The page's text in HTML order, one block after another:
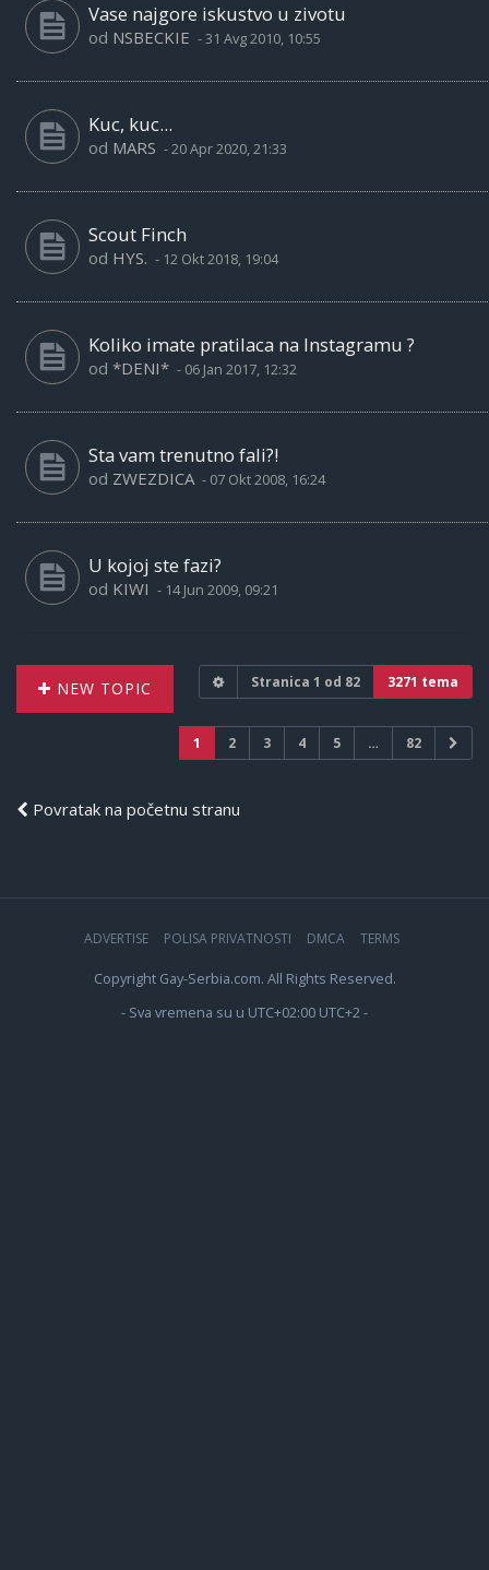
Vase najgore iskustvo u zivotu
od NSBECKIE -31 Avg 2010, 10:55
Kuc, kuc...
od MARS -20 Apr 2020, 21:33
Scout Finch
od HYS. - 12 Okt 2018, 19:04
Koliko imate pratilaca na Instagramu ?
od *DENI* - 06 Jan 2017, 12:32
Sta vam trenutno fali?!
od ZWEZDICA - 07 Okt 2008, 16:24
U kojoj ste fazi?
od KIWI - 14 Jun 2009, 09:21
NEW TOPIC Stranica 1 od 82 3271 tema
1 2 3 4 5 … 82
Povratak na početnu stranu
ADVERTISE POLISA PRIVATNOSTI DMCA TERMS
Copyright Gay-Serbia.com. All Rights Reserved.
- Sva vremena su u UTC+02:00 UTC+2 -